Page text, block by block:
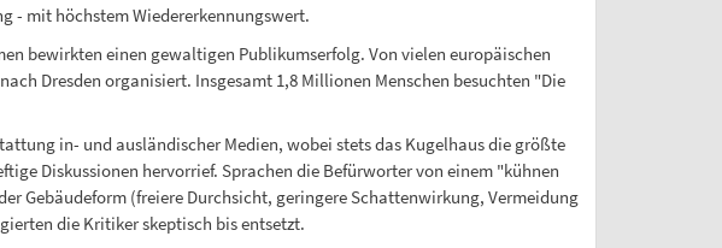
- mit höchstem Wiedererkennungswert.
bewirkten einen gewaltigen Publikumserfolg. Von vielen europäischen
Dresden organisiert. Insgesamt 1,8 Millionen Menschen besuchten "Die
in- und ausländischer Medien, wobei stets das Kugelhaus die größte
Diskussionen hervorrief. Sprachen die Befürworter von einem "kühnen
Gebäudeform (freiere Durchsicht, geringere Schattenwirkung, Vermeidung
die Kritiker skeptisch bis entsetzt.